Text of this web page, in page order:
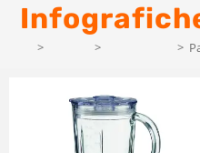
> > >